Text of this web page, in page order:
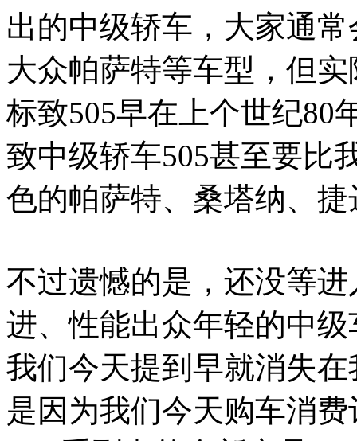
出的中级轿车，大家通
大众帕萨特等车型，但
标致505早在上个世纪80
致中级轿车505甚至要比
色的帕萨特、桑塔纳、
不过遗憾的是，还没等
进、性能出众年轻的中
我们今天提到早就消失
是因为我们今天购车消